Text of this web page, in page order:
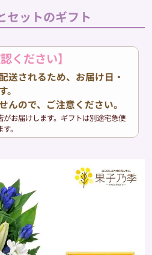
セットのギフト
ください】
送されるため、お届け日・
んので、ご注意ください。
お届けします。ギフトは別途宅急便
。